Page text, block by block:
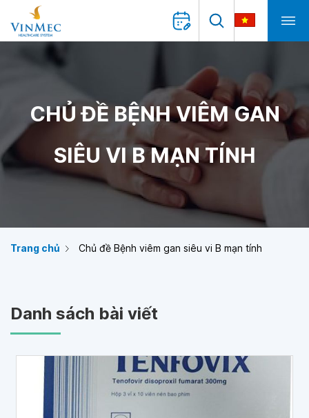
CHỦ ĐỀ BỆNH VIÊM GAN
SIÊU VI B MẠN TÍNH
Trang chủ Chủ đề Bệnh viêm gan siêu vi B mạn tính
Danh sách bài viết